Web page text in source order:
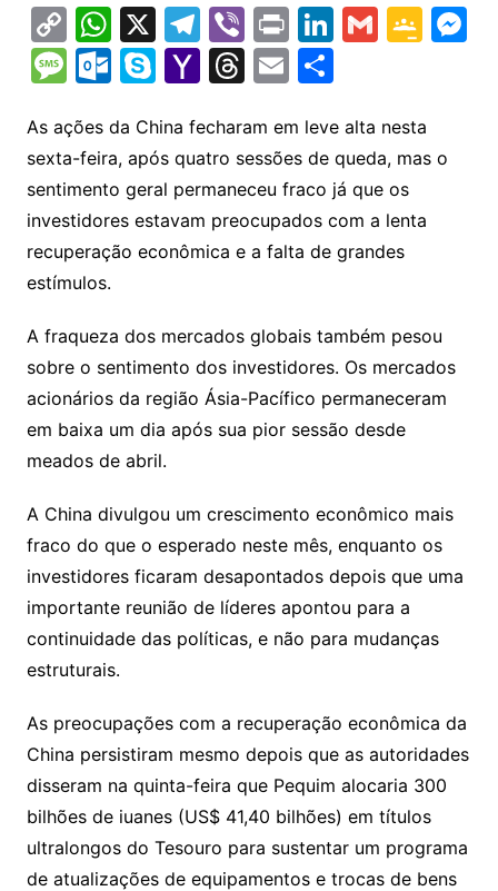
C
o
p
y
Li
n
k
W
h
at
s
A
p
p
X T
el
e
gr
a
m
Vi
b
er
Pr
in
t
Li
n
k
e
dI
n
G
l
G
gl
e
a
o
o
m
M
M
s
s
a
g
e
O
lo
o
k.
c
S
y
p
e
Y
h
o
o
M
T
e
a
d
s
E
ai
l
S
ar
e
As ações da China fecharam em leve alta nesta
sexta-feira, após quatro sessões de queda, mas o
sentimento geral permaneceu fraco já que os
investidores estavam preocupados com a lenta
recuperação econômica e a falta de grandes
estímulos.
A fraqueza dos mercados globais também pesou
sobre o sentimento dos investidores. Os mercados
acionários da região Ásia-Pacífico permaneceram
em baixa um dia após sua pior sessão desde
meados de abril.
A China divulgou um crescimento econômico mais
fraco do que o esperado neste mês, enquanto os
investidores ficaram desapontados depois que uma
importante reunião de líderes apontou para a
continuidade das políticas, e não para mudanças
estruturais.
As preocupações com a recuperação econômica da
China persistiram mesmo depois que as autoridades
disseram na quinta-feira que Pequim alocaria 300
bilhões de iuanes (US$ 41,40 bilhões) em títulos
ultralongos do Tesouro para sustentar um programa
de atualizações de equipamentos e trocas de bens